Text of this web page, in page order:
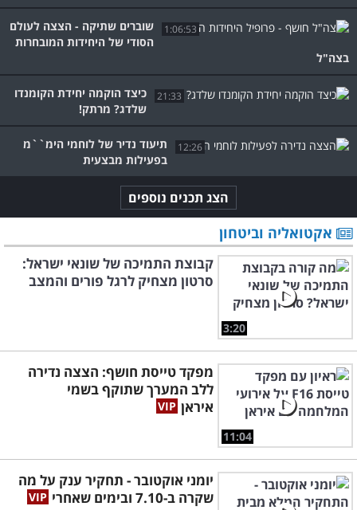
1:06:53
שוברים שתיקה - הצצה לעולם
הסודי של היחידות המובחרות
בצה"ל
21:33
כיצד הוקמה יחידת הקומנדו
שלדג? מרתק!
12:26
תיעוד נדיר של לוחמי הימ``מ
בפעילות מבצעית
הצג תכנים נוספים
אקטואליה וביטחון
3:20
קבוצת התמיכה של שונאי ישראל:
סרטון מצחיק לרגל פורים והמצב
11:04
מפקד טייסת חושף: הצצה נדירה
ללב המערך שתוקף בשמי
איראן
יומני אוקטובר - תחקיר ענק על מה
שקרה ב-7.10 ובימים שאחרי